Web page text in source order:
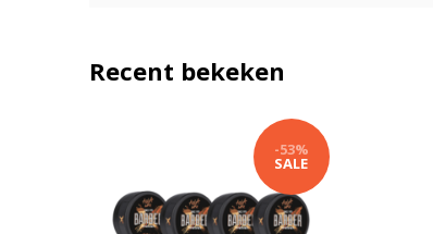
Recent bekeken
-53%
SALE